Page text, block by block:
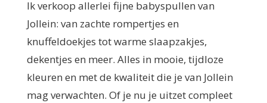
Ik verkoop allerlei fijne babyspullen van
Jollein: van zachte rompertjes en
knuffeldoekjes tot warme slaapzakjes,
dekentjes en meer. Alles in mooie, tijdloze
kleuren en met de kwaliteit die je van Jollein
mag verwachten. Of je nu je uitzet compleet